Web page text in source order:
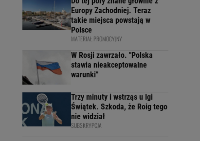
Europy Zachodniej. Teraz
takie miejsca powstają w
Polsce
MATERIAŁ PROMOCYJNY
W Rosji zawrzało. "Polska
stawia nieakceptowalne
warunki"
Trzy minuty i wstrząs u Igi
Świątek. Szkoda, że Roig tego
nie widział
SUBSKRYPCJA